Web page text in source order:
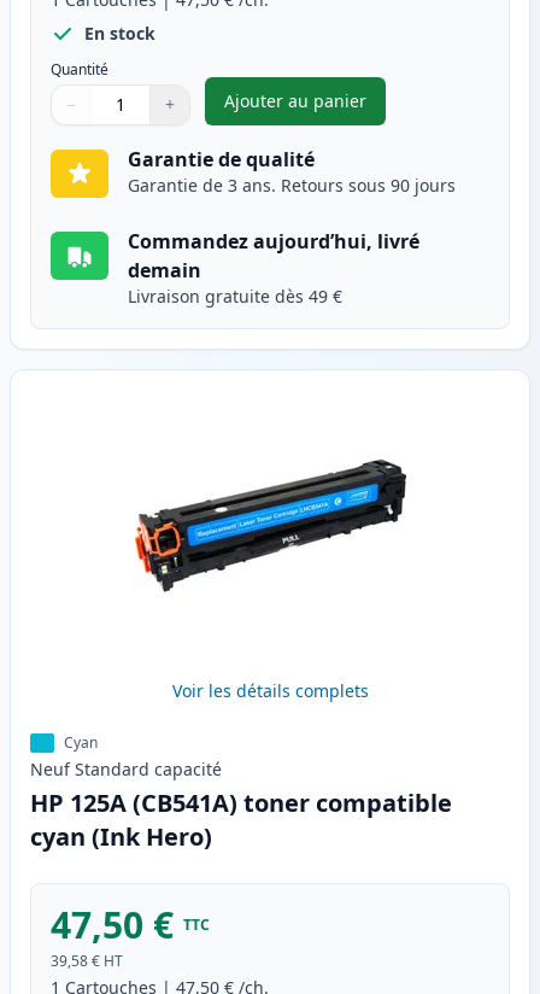
En stock
Quantité
Quantité
Utilisez les boutons pour ajuster
− +
Quantité
Ajouter au panier
,HP 125A (CB540A) toner
Garantie de qualité
Garantie de 3 ans. Retours sous 90 jours
Commandez aujourd’hui, livré
demain
Livraison gratuite dès 49 €
Voir les détails complets
Cyan
Neuf Standard capacité
HP 125A (CB541A) toner compatible
cyan (Ink Hero)
47,50 € TTC
39,58 € HT
1 Cartouches | 47,50 € /ch.